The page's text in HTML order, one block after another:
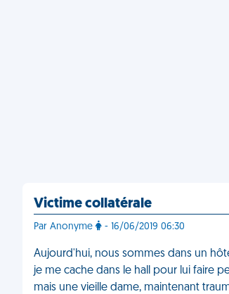
Victime collatérale
Par Anonyme - 16/06/2019 06:30
Aujourd'hui, nous sommes dans un
je me cache dans le hall pour lui faire
mais une vieille dame, maintenant